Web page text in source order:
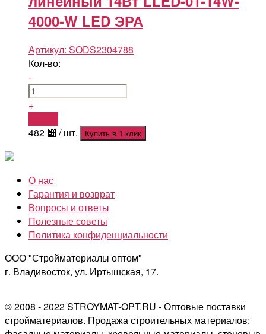
4000-W LED ЭРА
Артикул: SODS2304788
Кол-во:
-
+
482 ⃄ / шт. Купить в 1 клик
О нас
Гарантия и возврат
Вопросы и ответы
Полезные советы
Политика конфиденциальности
ООО "Стройматериалы оптом"
г. Владивосток, ул. Иртышская, 17.
© 2008 - 2022 STROYMAT-OPT.RU - Оптовые поставки
стройматериалов. Продажа строительных материалов: